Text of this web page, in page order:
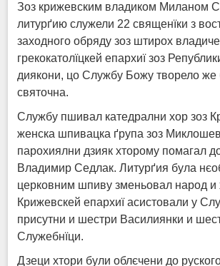
Зоз крижевским владиком Миланом
литурґию служели 22 священїки з
заходного обряду зоз штирох
грекокатолїцкей епархиї зоз
диякони, цо Службу Божу творело же
святочна.
Службу пшивал катедрални хор зоз
женска шпивацка ґрупа зоз
парохиялни дзияк хторому помагал
Владимир Седлак. Литурґия була
церковним шпиву зменьовал народ и
Крижевскей епархиї асистовали у
присутни и шестри Василиянки и
Служебнїци.
Дзеци хтори були облєчени до